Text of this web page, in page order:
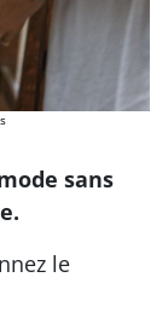
sans
le